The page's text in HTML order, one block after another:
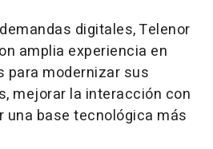
digitales, Telenor
amplia experiencia en
modernizar sus
mejorar la interacción con
una base tecnológica más